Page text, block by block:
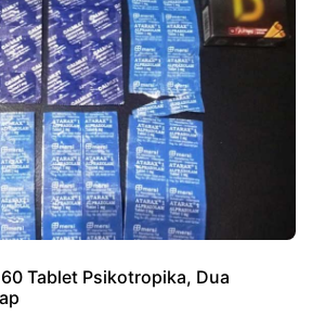
Tablet Psikotropika, Dua